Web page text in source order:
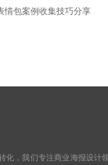
情包案例收集技巧分享
化，我们专注商业海报设计